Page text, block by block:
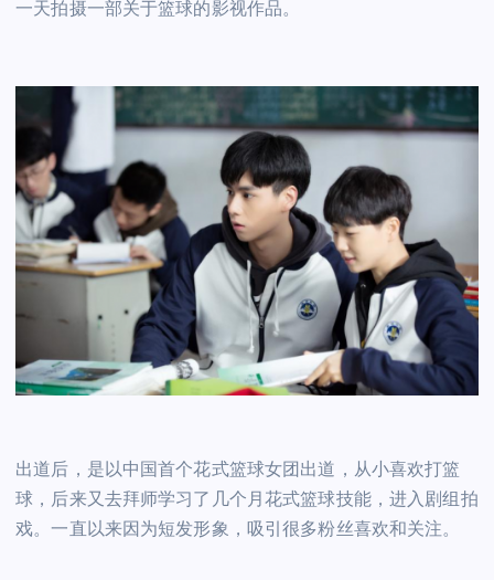
一天拍摄一部关于篮球的影视作品。
出道后，是以中国首个花式篮球女团出道，从小喜欢打篮
球，后来又去拜师学习了几个月花式篮球技能，进入剧组拍
戏。一直以来因为短发形象，吸引很多粉丝喜欢和关注。